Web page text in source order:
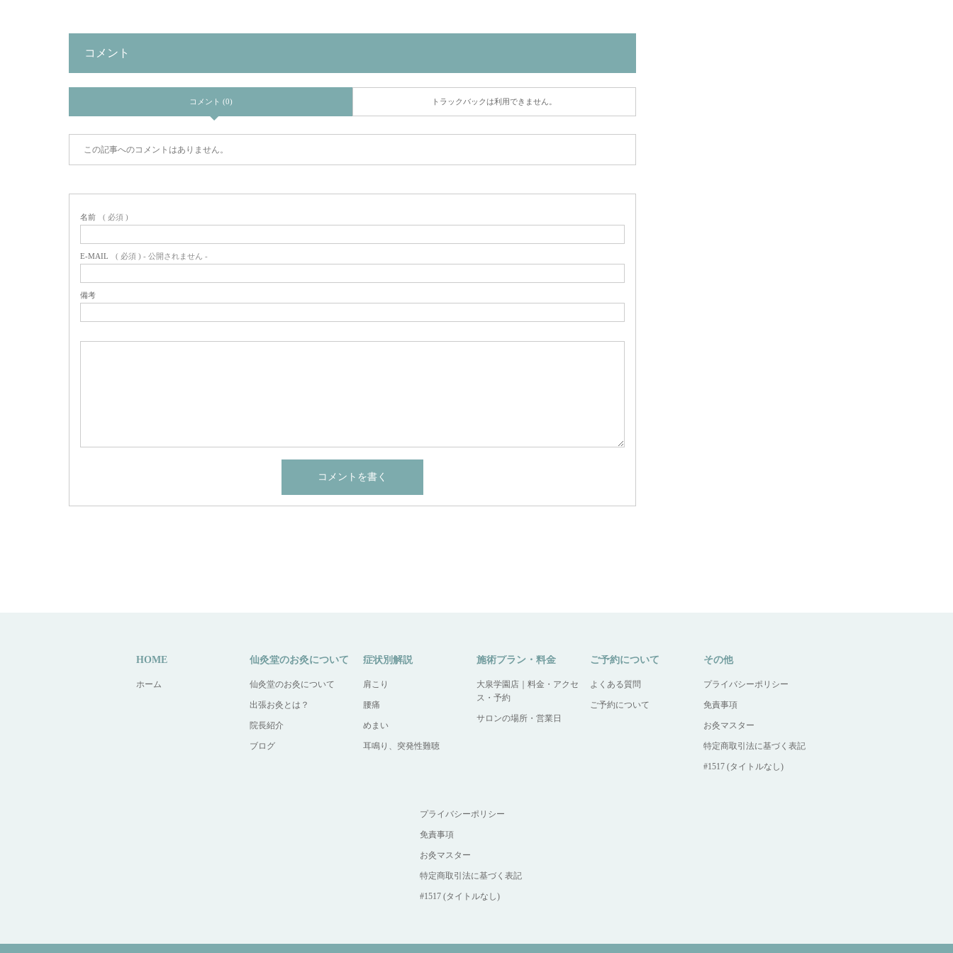
コメント
コメント (0) トラックバックは利用できません。
この記事へのコメントはありません。
名前 ( 必須 )
E-MAIL ( 必須 ) - 公開されません -
備考
HOME
ホーム
仙灸堂のお灸について
仙灸堂のお灸について
出張お灸とは？
院長紹介
ブログ
症状別解説
肩こり
腰痛
めまい
耳鳴り、突発性難聴
施術プラン・料金
大泉学園店｜料金・アクセ
ス・予約
サロンの場所・営業日
ご予約について
よくある質問
ご予約について
その他
プライバシーポリシー
免責事項
お灸マスター
特定商取引法に基づく表記
#1517 (タイトルなし)
プライバシーポリシー
免責事項
お灸マスター
特定商取引法に基づく表記
#1517 (タイトルなし)